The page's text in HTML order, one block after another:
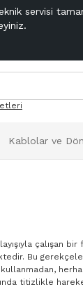
servisi
Kablolar ve
çalışan
Bu
titizlikle